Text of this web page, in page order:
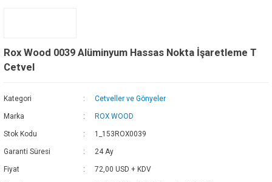
Rox Wood 0039 Alüminyum Hassas Nokta İşaretleme T
Cetvel
Kategori Cetveller ve Gönyeler
Marka ROX WOOD
Stok Kodu 1_153ROX0039
Garanti Süresi 24 Ay
Fiyat 72,00 USD + KDV